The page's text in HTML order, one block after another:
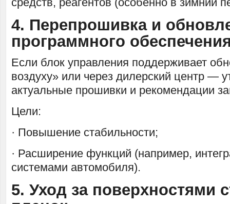
4. Перепрошивка и
программного
Если блок управления поддерживает
воздуху» или через дилерский центр —
актуальные прошивки и рекомендации
Цели:
· Повышение стабильности;
· Расширение функций (например,
системами автомобиля).
5. Уход за поверхностями